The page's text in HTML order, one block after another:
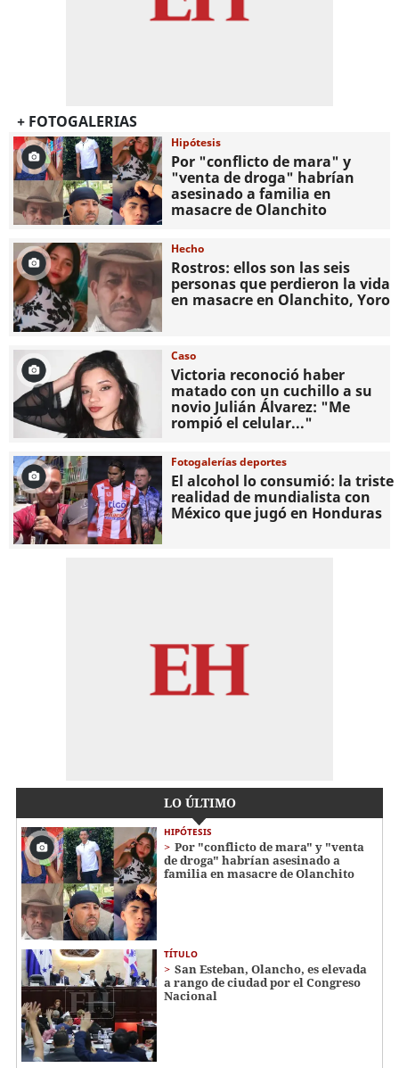
+ FOTOGALERIAS
Hipótesis
Por "conflicto de mara" y
"venta de droga" habrían
asesinado a familia en
masacre de Olanchito
Hecho
Rostros: ellos son las seis
personas que perdieron la vida
en masacre en Olanchito, Yoro
Caso
Victoria reconoció haber
matado con un cuchillo a su
novio Julián Álvarez: "Me
rompió el celular..."
Fotogalerías deportes
El alcohol lo consumió: la triste
realidad de mundialista con
México que jugó en Honduras
LO ÚLTIMO
HIPÓTESIS
Por "conflicto de mara" y "venta
de droga" habrían asesinado a
familia en masacre de Olanchito
TÍTULO
San Esteban, Olancho, es elevada
a rango de ciudad por el Congreso
Nacional